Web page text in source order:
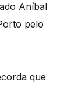
Aníbal
pelo
que